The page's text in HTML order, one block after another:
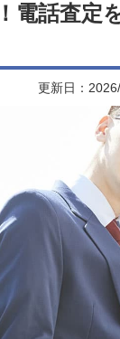
電話査定
更新日：